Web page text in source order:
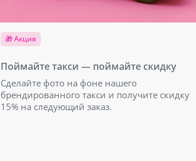
🎁 Акция
Поймайте такси — поймайте скидку
Сделайте фото на фоне нашего
брендированного такси и получите скидку
15% на следующий заказ.